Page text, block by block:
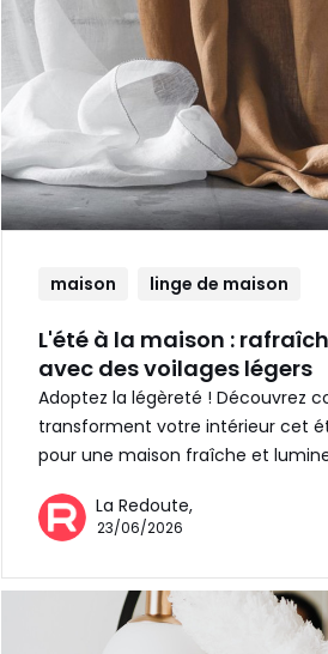
maison linge de maison
L'été à la maison :
avec des voilages légers
Adoptez la légèreté ! Découvrez
transforment votre intérieur cet
pour une maison fraîche et
La Redoute,
23/06/2026